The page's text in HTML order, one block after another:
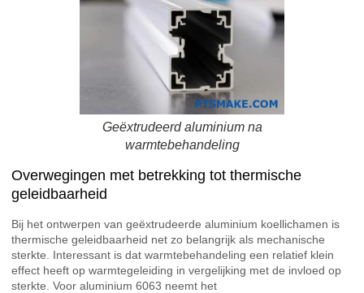
Geëxtrudeerd aluminium na
warmtebehandeling
Overwegingen met betrekking tot thermische
geleidbaarheid
Bij het ontwerpen van geëxtrudeerde aluminium koellichamen is
thermische geleidbaarheid net zo belangrijk als mechanische
sterkte. Interessant is dat warmtebehandeling een relatief klein
effect heeft op warmtegeleiding in vergelijking met de invloed op
sterkte. Voor aluminium 6063 neemt het